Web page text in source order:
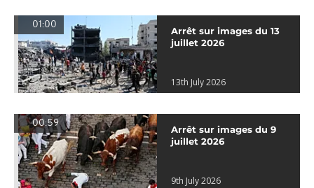
01:00
Arrêt sur images du 13
juillet 2026
13th July 2026
00:59
Arrêt sur images du 9
juillet 2026
9th July 2026